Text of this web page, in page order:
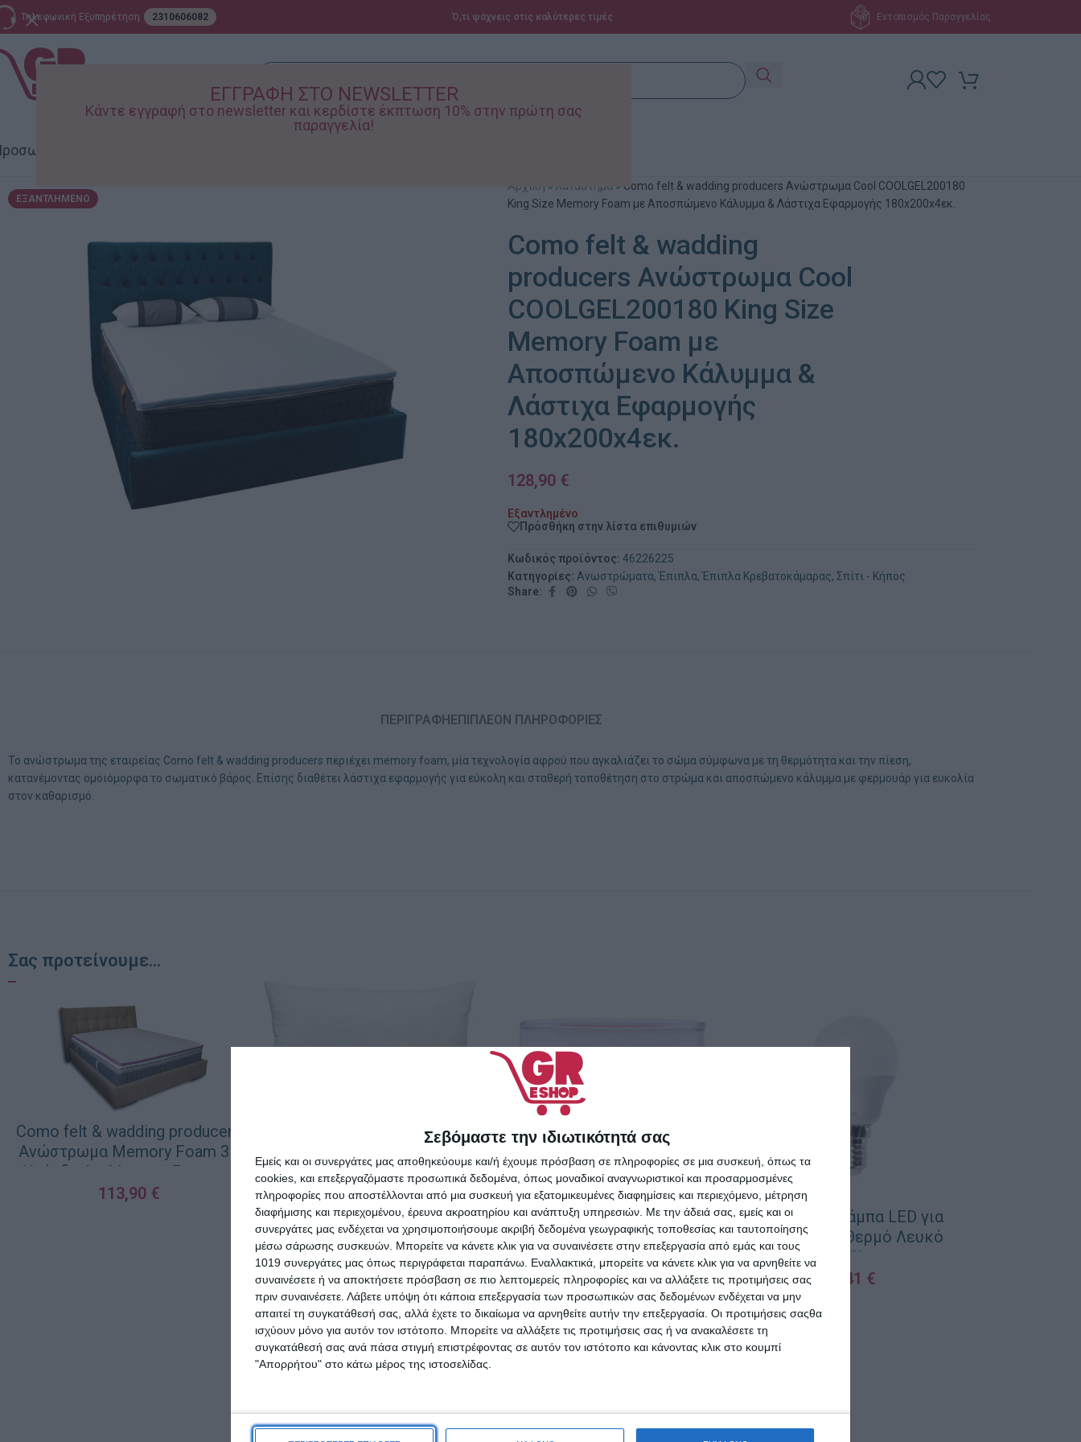
ΕΓΓΡΑΦΗ ΣΤΟ NEWSLETTER
Κάντε εγγραφή στο newsletter και κερδίστε έκπτωση 10% στην πρώτη σας
παραγγελία!
Σεβόμαστε την ιδιωτικότητά σας
Εμείς και οι συνεργάτες μας αποθηκεύουμε και/ή έχουμε πρόσβαση σε πληροφορίες σε μια συσκευή, όπως τα
cookies, και επεξεργαζόμαστε προσωπικά δεδομένα, όπως μοναδικοί αναγνωριστικοί και προσαρμοσμένες
πληροφορίες που αποστέλλονται από μια συσκευή για εξατομικευμένες διαφημίσεις και περιεχόμενο, μέτρηση
διαφήμισης και περιεχομένου, έρευνα ακροατηρίου και ανάπτυξη υπηρεσιών. Με την άδειά σας, εμείς και οι
συνεργάτες μας ενδέχεται να χρησιμοποιήσουμε ακριβή δεδομένα γεωγραφικής τοποθεσίας και ταυτοποίησης
μέσω σάρωσης συσκευών. Μπορείτε να κάνετε κλικ για να συναινέσετε στην επεξεργασία από εμάς και τους
1019 συνεργάτες μας όπως περιγράφεται παραπάνω. Εναλλακτικά, μπορείτε να κάνετε κλικ για να αρνηθείτε να
συναινέσετε ή να αποκτήσετε πρόσβαση σε πιο λεπτομερείς πληροφορίες και να αλλάξετε τις προτιμήσεις σας
πριν συναινέσετε. Λάβετε υπόψη ότι κάποια επεξεργασία των προσωπικών σας δεδομένων ενδέχεται να μην
απαιτεί τη συγκατάθεσή σας, αλλά έχετε το δικαίωμα να αρνηθείτε αυτήν την επεξεργασία. Οι προτιμήσεις σαςθα
ισχύουν μόνο για αυτόν τον ιστότοπο. Μπορείτε να αλλάξετε τις προτιμήσεις σας ή να ανακαλέσετε τη
συγκατάθεσή σας ανά πάσα στιγμή επιστρέφοντας σε αυτόν τον ιστότοπο και κάνοντας κλικ στο κουμπί
"Απορρήτου" στο κάτω μέρος της ιστοσελίδας.
Τηλεφωνική Εξυπηρέτηση 2310606082 Ό,τι ψάχνεις στις καλύτερες τιμές Εντοπισμός Παραγγελίας
Φροντίδα
ΕΞΑΝΤΛΗΜΈΝΟ
Αρχική » Κατάστημα » Como felt & wadding producers Ανώστρωμα Cool COOLGEL200180
King Size Memory Foam με Αποσπώμενο Κάλυμμα & Λάστιχα Εφαρμογής 180x200x4εκ.
Como felt & wadding
producers Ανώστρωμα Cool
COOLGEL200180 King Size
Memory Foam με
Αποσπώμενο Κάλυμμα &
Λάστιχα Εφαρμογής
180x200x4εκ.
128,90 €
Εξαντλημένο
Πρόσθήκη στην λίστα επιθυμιών
Κωδικός προϊόντος: 46226225
Κατηγορίες: Ανωστρώματα, Έπιπλα, Έπιπλα Κρεβατοκάμαρας, Σπίτι - Κήπος
Share:
ΠΕΡΙΓΡΑΦΉ ΕΠΙΠΛΈΟΝ ΠΛΗΡΟΦΟΡΊΕΣ
Το ανώστρωμα της εταιρείας Como felt & wadding producers περιέχει memory foam, μία τεχνολογία αφρού που αγκαλιάζει το σώμα σύμφωνα με τη θερμότητα και την πίεση,
κατανέμοντας ομοιόμορφα το σωματικό βάρος. Επίσης διαθέτει λάστιχα εφαρμογής για εύκολη και σταθερή τοποθέτηση στο στρώμα και αποσπώμενο κάλυμμα με φερμουάρ για ευκολία
στον καθαρισμό.
Σας προτείνουμε...
Como felt & wadding producers
Ανώστρωμα Memory Foam 3D
Υπέρδιπλο Memory Foam με
Αποσπώμενο Κάλυμμα &
113,90 €
Como felt & wadding producers
Μαξιλάρι Ύπνου Memory
Foam 50x70cm
12,90€
ΠΡΟΣΘΉΚΗ ΣΤΟ ΚΑΛΆΘΙ
HF Αρωματικό Κερί σε Βάζο
Παπαβέρα Κόκκινο 140gr
2,46€
Ledvance Λάμπα LED για
Ντουί E14 Θερμό Λευκό
470lm
1,41 €
ΠΡΟΣΘΉΚΗ ΣΤΟ ΚΑΛΆΘΙ